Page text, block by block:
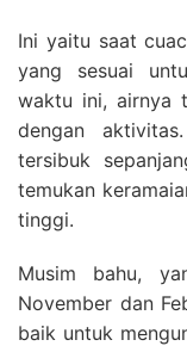
Ini yaitu saat
yang sesuai
waktu ini, airnya
dengan
tersibuk
temukan
tinggi.
Musim bahu,
November dan
baik untuk